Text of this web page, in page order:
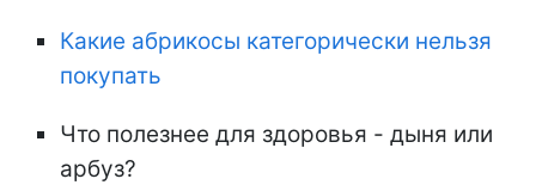
Какие абрикосы категорически нельзя
покупать
Что полезнее для здоровья - дыня или
арбуз?